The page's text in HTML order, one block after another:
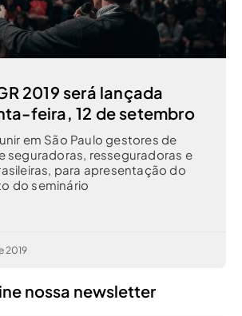
2019 será lançada
feira, 12 de setembro
em São Paulo gestores de
seguradoras, resseguradoras e
para apresentação do
do seminário
2019
nossa newsletter